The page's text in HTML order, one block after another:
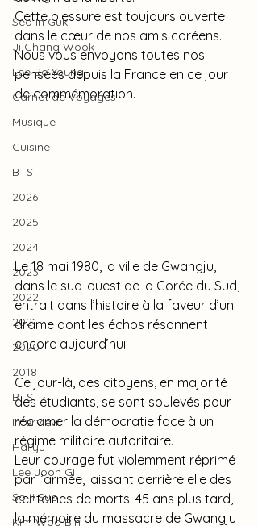
Seo In Guk
Ji Chang Wook
Lee Bo Young
Carnet de Voyages
Musique
Cuisine
BTS
2026
2025
2024
2023
2022
2021
2020
2018
BTS
Interview
Hallyu
Lee Joon Gi
So ji Sub
Kim Woo Bin
Cette blessure est toujours ouverte
dans le cœur de nos amis coréens.
Nous vous envoyons toutes nos
pensées depuis la France en ce jour
de commémoration.
Le 18 mai 1980, la ville de Gwangju,
dans le sud-ouest de la Corée du Sud,
entrait dans l’histoire à la faveur d’un
drame dont les échos résonnent
encore aujourd’hui.
Ce jour-là, des citoyens, en majorité
des étudiants, se sont soulevés pour
réclamer la démocratie face à un
régime militaire autoritaire.
Leur courage fut violemment réprimé
par l’armée, laissant derrière elle des
centaines de morts. 45 ans plus tard,
la mémoire du massacre de Gwangju